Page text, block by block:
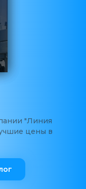
"Линия
цены в